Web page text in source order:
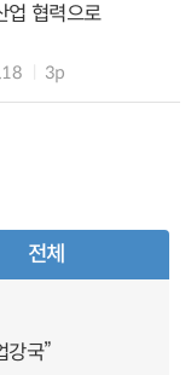
업 협력으로
3p
전체
강국”